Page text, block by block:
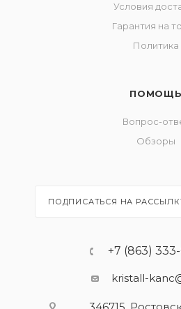
Условия
Гарантия на
Политика
ПОМОЩЬ
Вопрос-
Обзоры
ПОДПИСАТЬСЯ НА
+7 (863)
kristall-